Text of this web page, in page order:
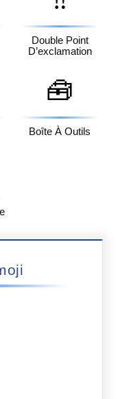
Double Point
D’exclamation
🧰
Boîte À Outils